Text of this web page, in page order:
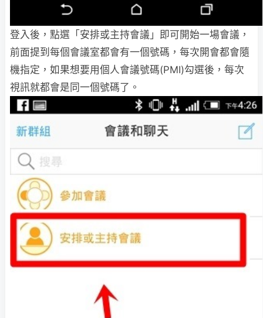
登入後，點選「安排或主持會議」即可開始一場會議，
前面提到每個會議室都會有一個號碼，每次開會都會隨
機指定，如果想要用個人會議號碼(PMI)勾選後，每次
視訊就都會是同一個號碼了。